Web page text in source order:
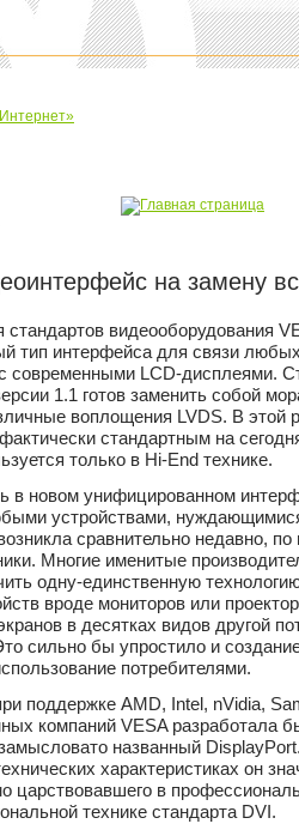
на замену
стандартов видеооборудования
тип интерфейса для связи
современными LCD-дисплеями.
1.1 готов заменить собой
воплощения LVDS. В этой
фактически стандартным на
только в Hi-End технике.
в новом унифицированном
устройствами,
сравнительно недавно,
Многие именитые
одну-единственную
вроде мониторов или
в десятках видов другой
сильно бы упростило и
потребителями.
поддержке AMD, Intel, nVidia,
компаний VESA разработала
названный
характеристиках он
царствовавшего в
технике стандарта DVI.